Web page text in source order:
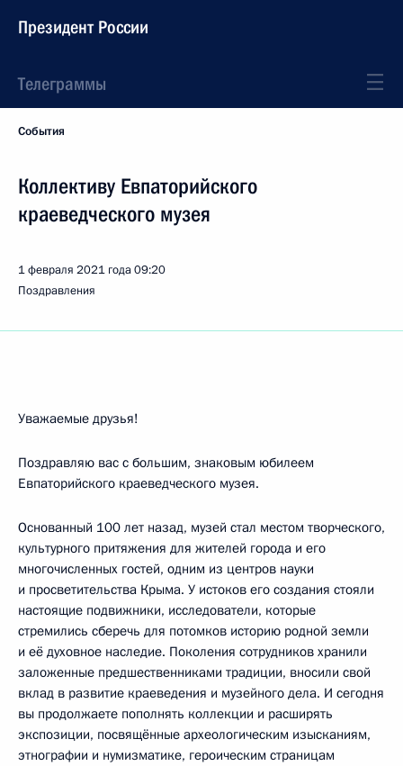
Президент России
Телеграммы
События
Коллективу Евпаторийского
краеведческого музея
1 февраля 2021 года09:20
Поздравления
Уважаемые друзья!
Поздравляю вас с большим, знаковым юбилеем
Евпаторийского краеведческого музея.
Основанный 100 лет назад, музей стал местом творческого,
культурного притяжения для жителей города и его
многочисленных гостей, одним из центров науки
и просветительства Крыма. У истоков его создания стояли
настоящие подвижники, исследователи, которые
стремились сберечь для потомков историю родной земли
и её духовное наследие. Поколения сотрудников хранили
заложенные предшественниками традиции, вносили свой
вклад в развитие краеведения и музейного дела. И сегодня
вы продолжаете пополнять коллекции и расширять
экспозиции, посвящённые археологическим изысканиям,
этнографии и нумизматике, героическим страницам